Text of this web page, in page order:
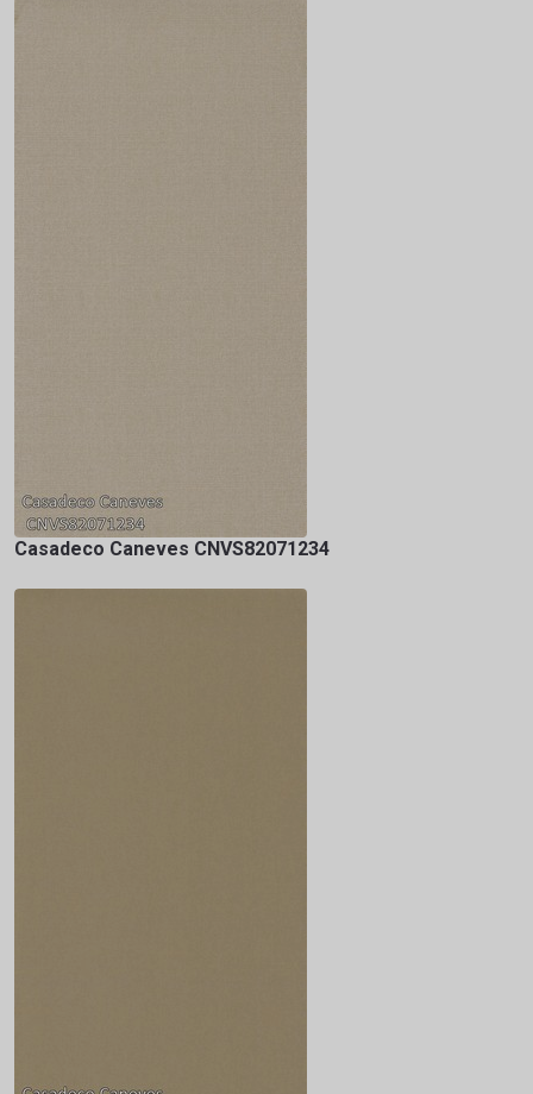
Casadeco Caneves CNVS82071234